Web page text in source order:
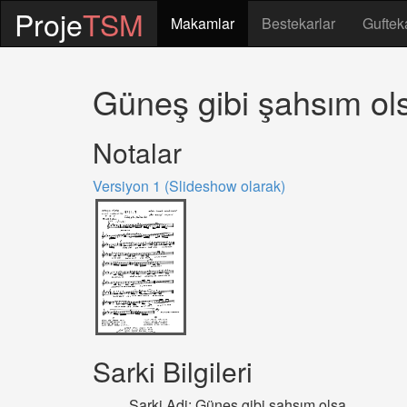
ProjeTSM Makamlar Bestekarlar
Güneş gibi şahsım
Notalar
Versiyon 1 (Slideshow olarak)
Sarki Bilgileri